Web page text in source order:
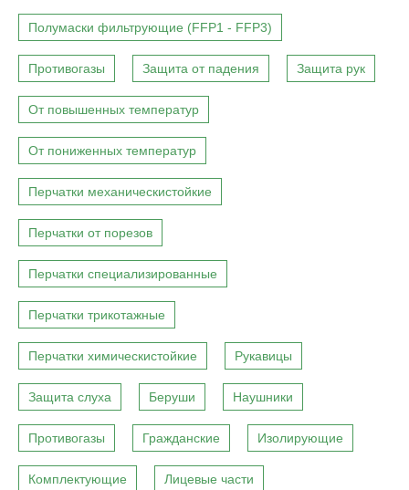
Полумаски фильтрующие (FFP1 - FFP3)
Противогазы Защита от падения Защита рук
От повышенных температур
От пониженных температур
Перчатки механическистойкие
Перчатки от порезов
Перчатки специализированные
Перчатки трикотажные
Перчатки химическистойкие Рукавицы
Защита слуха Беруши Наушники
Противогазы Гражданские Изолирующие
Комплектующие Лицевые части